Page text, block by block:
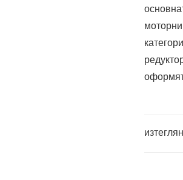
моторни